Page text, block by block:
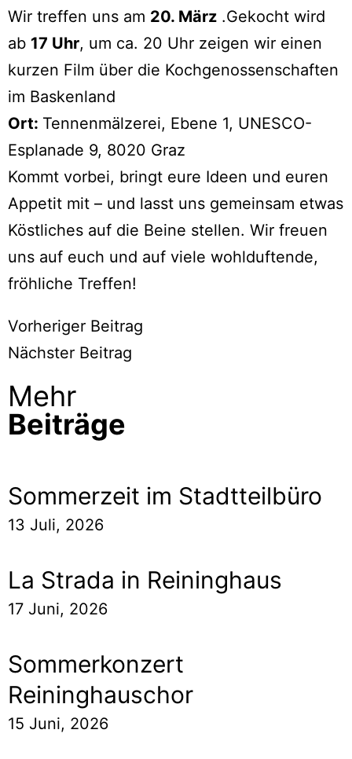
Wir treffen uns am 20. März .Gekocht wird
ab 17 Uhr, um ca. 20 Uhr zeigen wir einen
kurzen Film über die Kochgenossenschaften
im Baskenland
Ort: Tennenmälzerei, Ebene 1, UNESCO-
Esplanade 9, 8020 Graz
Kommt vorbei, bringt eure Ideen und euren
Appetit mit – und lasst uns gemeinsam etwas
Köstliches auf die Beine stellen. Wir freuen
uns auf euch und auf viele wohlduftende,
fröhliche Treffen!
Vorheriger Beitrag
Nächster Beitrag
Mehr
Beiträge
Sommerzeit im Stadtteilbüro
13 Juli, 2026
La Strada in Reininghaus
17 Juni, 2026
Sommerkonzert
Reininghauschor
15 Juni, 2026